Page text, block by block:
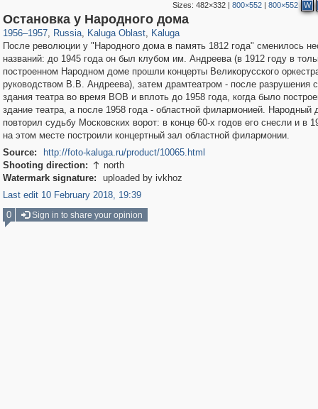
Sizes:482×332 |800×552 |800×552 W
Остановка у Народного дома
1956–1957, Russia
1,407,347 29,248
, Kaluga Oblast
10,548 198
, Kaluga
5,565 100
После революции у "Народного дома в память 1812 года" сменилось
названий: до 1945 года он был клубом им. Андреева (в 1912 году в
построенном Народном доме прошли концерты Великорусского
руководством В.В. Андреева), затем драмтеатром - после разрушения
здания театра во время ВОВ и вплоть до 1958 года, когда было
здание театра, а после 1958 года - областной филармонией. Народный
повторил судьбу Московских ворот: в конце 60-х годов его снесли и в
на этом месте построили концертный зал областной филармонии.
Source:
http://foto-kaluga.ru/product/10065.html
Shooting direction:  north
Watermark signature:
uploaded by ivkhoz
Last edit 10 February 2018, 19:39
0
Sign in to share your opinion